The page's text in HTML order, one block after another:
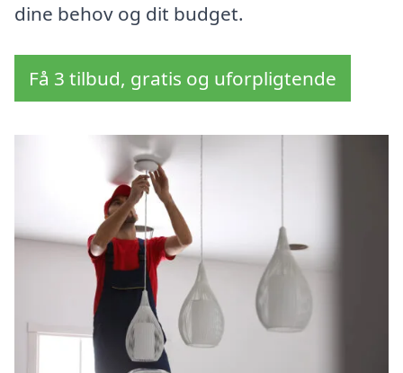
dine behov og dit budget.
Få 3 tilbud, gratis og uforpligtende